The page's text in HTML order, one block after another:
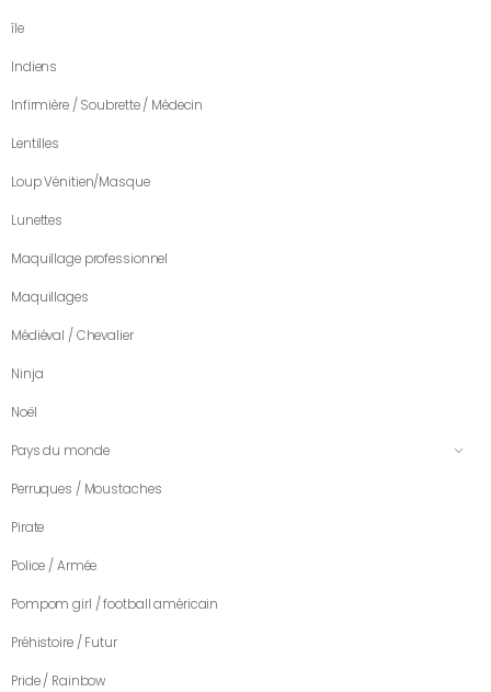
île
Indiens
Infirmière / Soubrette / Médecin
Lentilles
Loup Vénitien/Masque
Lunettes
Maquillage professionnel
Maquillages
Médiéval / Chevalier
Ninja
Noël
Pays du monde
Perruques / Moustaches
Pirate
Police / Armée
Pompom girl / football américain
Préhistoire / Futur
Pride / Rainbow